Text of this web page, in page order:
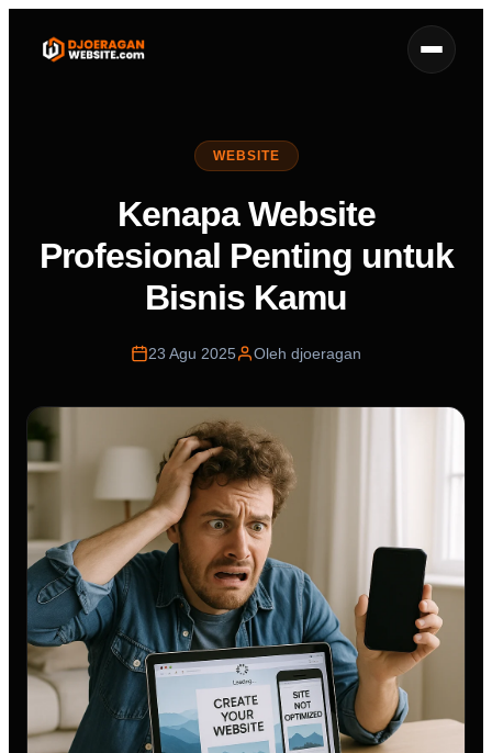
WEBSITE
Kenapa Website
Profesional Penting untuk
Bisnis Kamu
23 Agu 2025 Oleh djoeragan